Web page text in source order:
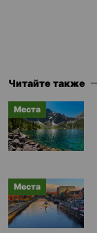
Читайте также
Места
Места